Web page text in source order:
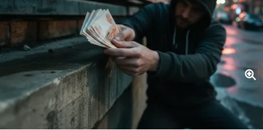
Мечты — с наценкой, премии — со скидкой: в Петербурге
начальство запланировало скромнее, чем ждут сотрудники
Городовой ру